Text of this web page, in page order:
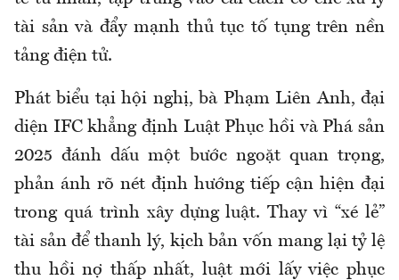
tài sản và đẩy mạnh thủ tục tố tụng trên nền
tảng điện tử.
Phát biểu tại hội nghị, bà Phạm Liên Anh, đại
diện IFC khẳng định Luật Phục hồi và Phá sản
2025 đánh dấu một bước ngoặt quan trọng,
phản ánh rõ nét định hướng tiếp cận hiện đại
trong quá trình xây dựng luật. Thay vì “xé lẻ”
tài sản để thanh lý, kịch bản vốn mang lại tỷ lệ
thu hồi nợ thấp nhất, luật mới lấy việc phục